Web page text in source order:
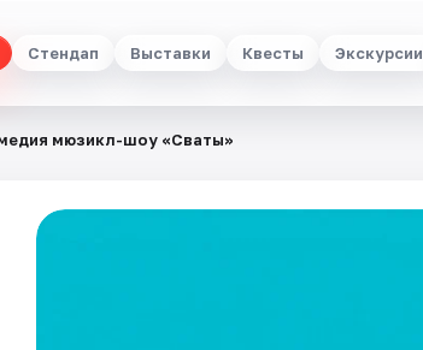
Стендап Выставки Квесты Экскурсии
мюзикл-шоу «Сваты»